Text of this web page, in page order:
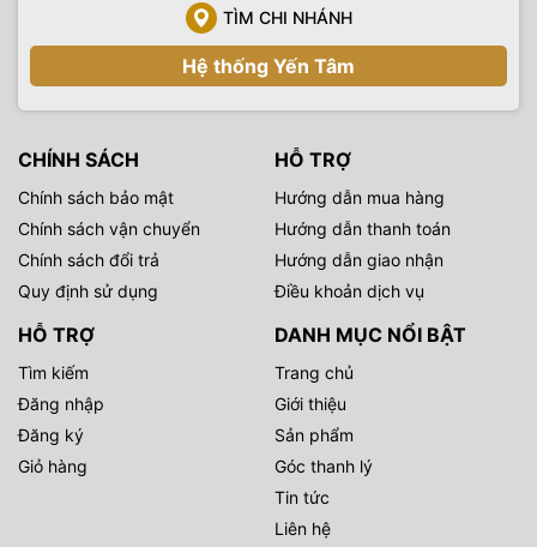
TÌM CHI NHÁNH
Hệ thống Yến Tâm
CHÍNH SÁCH
Chính sách bảo mật
Chính sách vận chuyển
Chính sách đổi trả
Quy định sử dụng
HỖ TRỢ
Hướng dẫn mua hàng
Hướng dẫn thanh toán
Hướng dẫn giao nhận
Điều khoản dịch vụ
HỖ TRỢ
Tìm kiếm
Đăng nhập
Đăng ký
Giỏ hàng
DANH MỤC NỔI BẬT
Trang chủ
Giới thiệu
Sản phẩm
Góc thanh lý
Tin tức
Liên hệ